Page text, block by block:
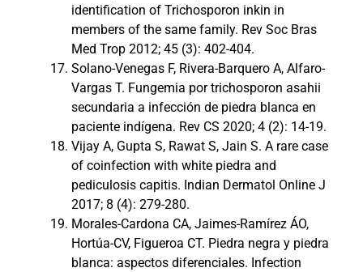
identification of Trichosporon inkin in
members of the same family. Rev Soc Bras
Med Trop 2012; 45 (3): 402-404.
Solano-Venegas F, Rivera-Barquero A, Alfaro-
Vargas T. Fungemia por trichosporon asahii
secundaria a infección de piedra blanca en
paciente indígena. Rev CS 2020; 4 (2): 14-19.
Vijay A, Gupta S, Rawat S, Jain S. A rare case
of coinfection with white piedra and
pediculosis capitis. Indian Dermatol Online J
2017; 8 (4): 279-280.
Morales-Cardona CA, Jaimes-Ramírez ÁO,
Hortúa-CV, Figueroa CT. Piedra negra y piedra
blanca: aspectos diferenciales. Infection